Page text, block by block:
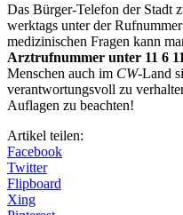
Das Bürger-Telefon der Stadt
werktags unter der Rufnummer
medizinischen Fragen kann
Arztrufnummer unter 11 6
Menschen auch im CW-Land
verantwortungsvoll zu
Auflagen zu beachten!
Artikel teilen:
Facebook
Twitter
Flipboard
Xing